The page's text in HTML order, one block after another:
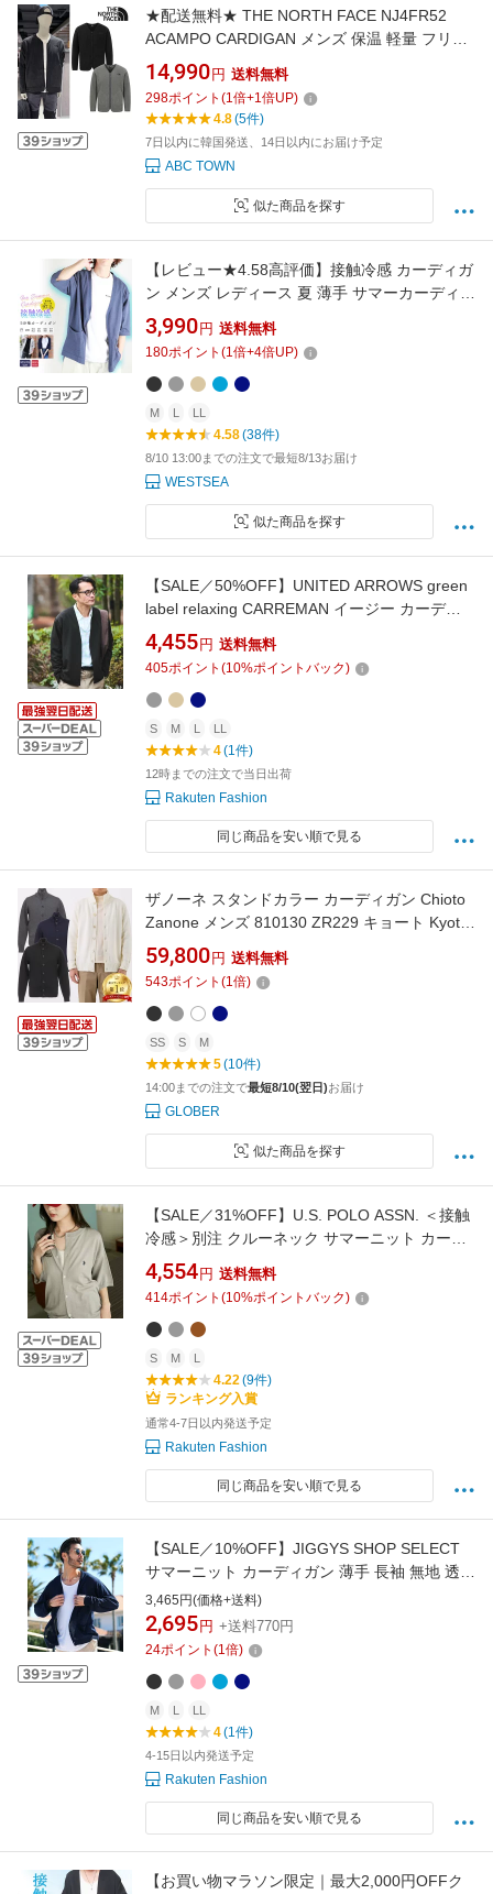
★配送無料★ THE NORTH FACE NJ4FR52
ACAMPO CARDIGAN メンズ 保温 軽量 フリー
ス Vネック フルジップ ソフトタッチ 秋冬 通勤
通学 ブラック グレー 快適 着回し 日常 暖かい
便利 柔らか ソフト
14,990 円 送料無料
298ポイント (1倍+1倍UP)
4.8(5件)
7日以内に韓国発送、14日以内にお届け予定
ABC TOWN
似た商品を探す
【レビュー★4.58高評価】接触冷感 カーディガ
ン メンズ レディース 夏 薄手 サマーカーディガ
ン 半袖 5分袖 UVカット 速乾 涼しい 無地 ポケ
ット付 ゆったり 冷房対策 通勤 通学 ビジネス
春夏
3,990 円 送料無料
180ポイント (1倍+4倍UP)
M L LL
4.58(38件)
8/10 13:00までの注文で最短8/13お届け
WESTSEA
似た商品を探す
【SALE／50%OFF】UNITED ARROWS green
label relaxing CARREMAN イージー カーディ
ガン ユナイテッドアローズ グリーンレーベル
リラクシング トップス カーディガン グレー ネ
イビー ベージュ【送料無料】
4,455 円 送料無料
405ポイント (10%ポイントバック)
S M L LL
4(1件)
12時までの注文で当日出荷
Rakuten Fashion
同じ商品を安い順で見る
ザノーネ スタンドカラー カーディガン Chioto
Zanone メンズ 810130 ZR229 キョート Kyoto
二ットブルゾン 2025年秋冬
59,800 円 送料無料
543ポイント (1倍)
SS S M
5(10件)
14:00までの注文で最短8/10(翌日)お届け
GLOBER
似た商品を探す
【SALE／31%OFF】U.S. POLO ASSN. ＜接触
冷感＞別注 クルーネック サマーニット カーデ
ィガン 限定展開 フリークスストア トップス カ
ーディガン ブラウン ブラック グレー ネイビー
【送料無料】
4,554 円 送料無料
414ポイント (10%ポイントバック)
S M L
4.22(9件)
ランキング入賞
通常4-7日以内発送予定
Rakuten Fashion
同じ商品を安い順で見る
【SALE／10%OFF】JIGGYS SHOP SELECT
サマーニット カーディガン 薄手 長袖 無地 透け
感 冷房 UV 対策 春 夏 26SS ジギーズショップ
トップス カーディガン ネイビー ベージュ ピン
ク ブラック ブルー イエロー パープル グレー
3,465円(価格+送料)
2,695 円 +送料770円
24ポイント (1倍)
M L LL
4(1件)
4-15日以内発送予定
Rakuten Fashion
同じ商品を安い順で見る
【お買い物マラソン限定｜最大2,000円OFFク